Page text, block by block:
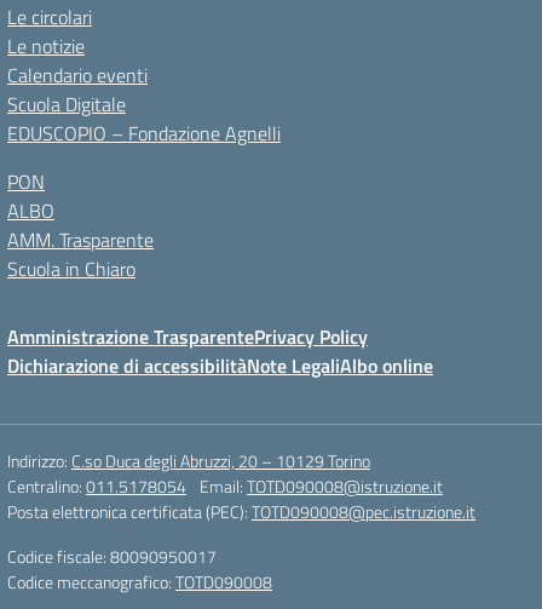
Le circolari
Le notizie
Calendario eventi
Scuola Digitale
EDUSCOPIO – Fondazione Agnelli
PON
ALBO
AMM. Trasparente
Scuola in Chiaro
Amministrazione TrasparentePrivacy Policy
Dichiarazione di accessibilitàNote LegaliAlbo online
Indirizzo: C.so Duca degli Abruzzi, 20 – 10129 Torino
Centralino:011.5178054 Email:TOTD090008@istruzione.it
Posta elettronica certificata (PEC):TOTD090008@pec.istruzione.it
Codice fiscale: 80090950017
Codice meccanografico:TOTD090008